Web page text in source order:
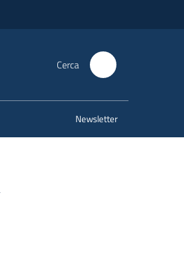
Cerca
Newsletter